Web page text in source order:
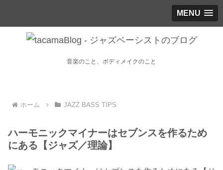
MENU
音楽のこと、ボディメイクのこと
ホーム JAZZ BASS TIPS
ハーモニックマイナーはセブンスを作るため
にある【ジャズ／理論】